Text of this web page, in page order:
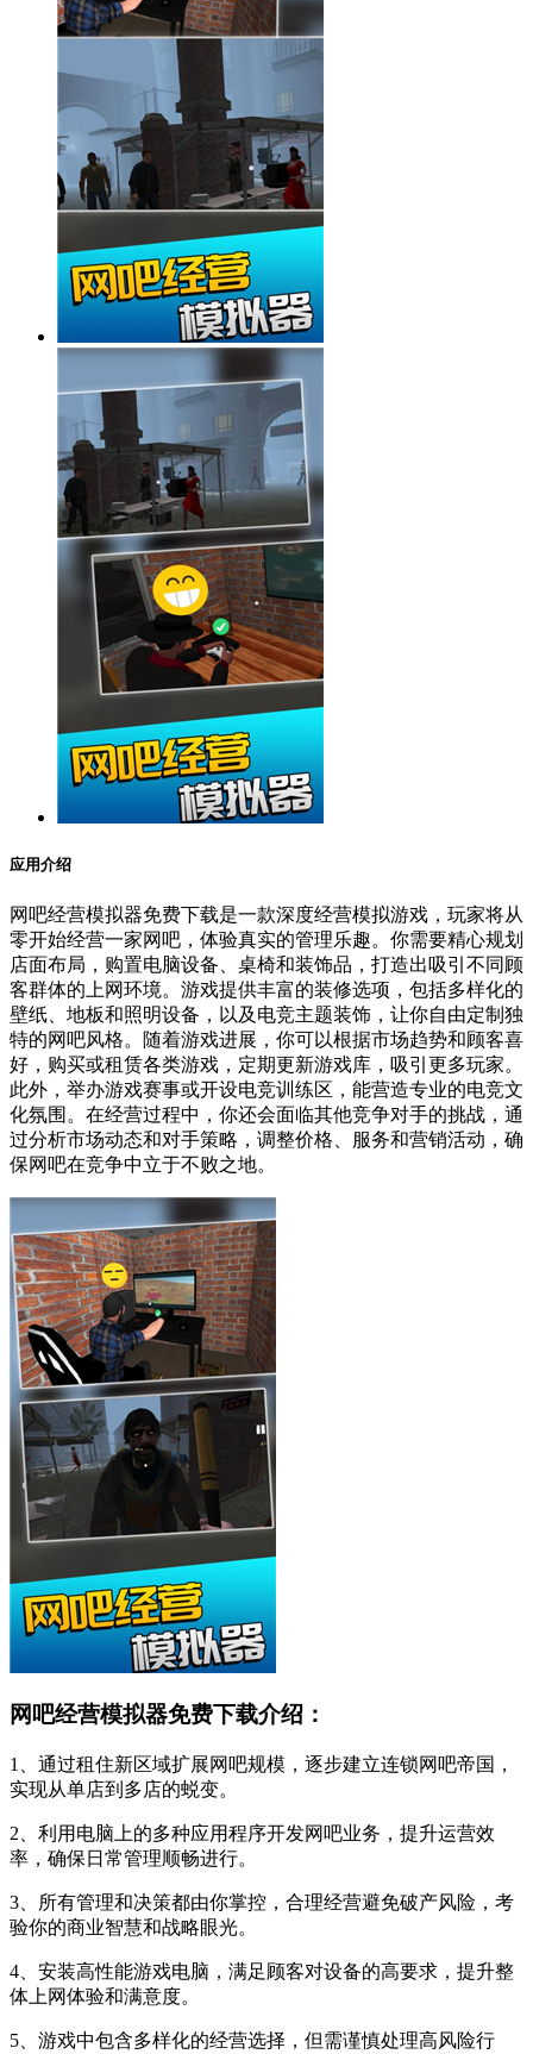
应用介绍
网吧经营模拟器免费下载是一款深度经营模拟游戏，玩家将从
零开始经营一家网吧，体验真实的管理乐趣。你需要精心规划
店面布局，购置电脑设备、桌椅和装饰品，打造出吸引不同顾
客群体的上网环境。游戏提供丰富的装修选项，包括多样化的
壁纸、地板和照明设备，以及电竞主题装饰，让你自由定制独
特的网吧风格。随着游戏进展，你可以根据市场趋势和顾客喜
好，购买或租赁各类游戏，定期更新游戏库，吸引更多玩家。
此外，举办游戏赛事或开设电竞训练区，能营造专业的电竞文
化氛围。在经营过程中，你还会面临其他竞争对手的挑战，通
过分析市场动态和对手策略，调整价格、服务和营销活动，确
保网吧在竞争中立于不败之地。
网吧经营模拟器免费下载介绍：
1、通过租住新区域扩展网吧规模，逐步建立连锁网吧帝国，
实现从单店到多店的蜕变。
2、利用电脑上的多种应用程序开发网吧业务，提升运营效
率，确保日常管理顺畅进行。
3、所有管理和决策都由你掌控，合理经营避免破产风险，考
验你的商业智慧和战略眼光。
4、安装高性能游戏电脑，满足顾客对设备的高要求，提升整
体上网体验和满意度。
5、游戏中包含多样化的经营选择，但需谨慎处理高风险行